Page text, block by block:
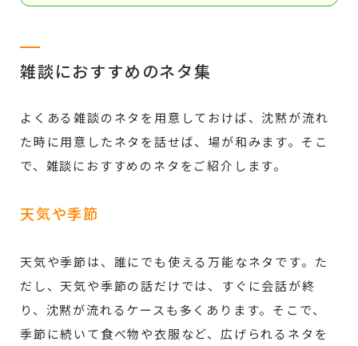
雑談におすすめのネタ集
よくある雑談のネタを用意しておけば、沈黙が流れ
た時に用意したネタを話せば、場が和みます。そこ
で、雑談におすすめのネタをご紹介します。
天気や季節
天気や季節は、誰にでも使える万能なネタです。た
だし、天気や季節の話だけでは、すぐに会話が終
り、沈黙が流れるケースも多くあります。そこで、
季節に続いて食べ物や衣服など、広げられるネタを